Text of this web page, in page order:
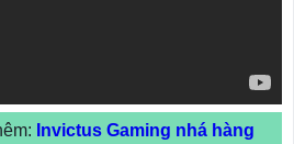
Invictus Gaming nhá hàng